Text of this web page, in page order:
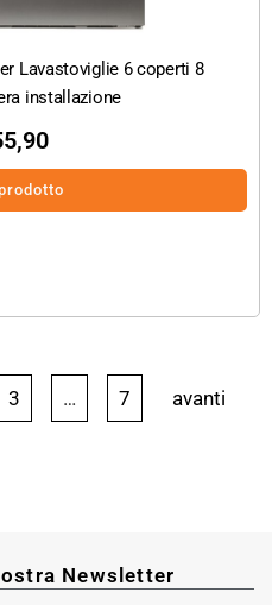
Lavastoviglie 6 coperti 8
installazione
3 … 7 avanti
Newsletter